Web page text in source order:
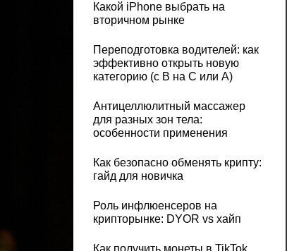
Какой iPhone выбрать на
вторичном рынке
Переподготовка водителей: как
эффективно открыть новую
категорию (с B на C или А)
Антицеллюлитный массажер
для разных зон тела:
особенности применения
Как безопасно обменять крипту:
гайд для новичка
Роль инфлюенсеров на
крипторынке: DYOR vs хайп